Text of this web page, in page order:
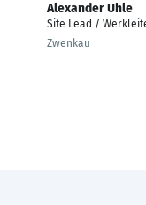
Alexander Uhle
Site Lead /
Zwenkau